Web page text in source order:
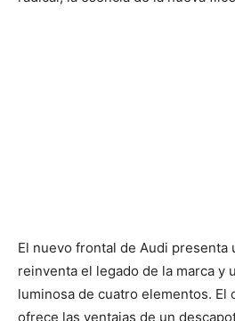
El nuevo frontal de Audi presenta
reinventa el legado de la marca y
luminosa de cuatro elementos. El
ofrece las ventajas de un